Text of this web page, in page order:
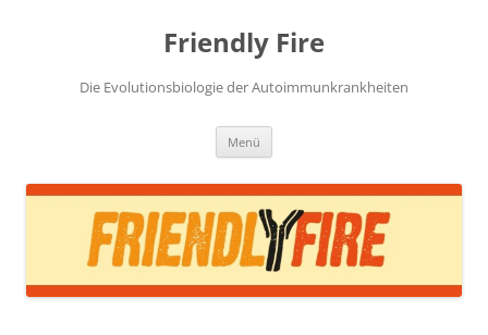
Friendly Fire
Die Evolutionsbiologie der Autoimmunkrankheiten
Menü